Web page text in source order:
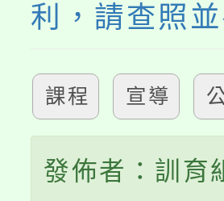
利，請查照
課程 宣導
發佈者：訓育